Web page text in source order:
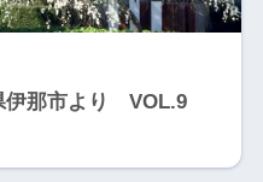
伊那市より VOL.9